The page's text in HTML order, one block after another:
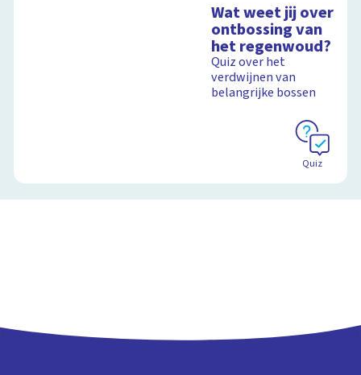
Wat weet jij over
ontbossing van
het regenwoud?
Quiz over het
verdwijnen van
belangrijke bossen
Quiz